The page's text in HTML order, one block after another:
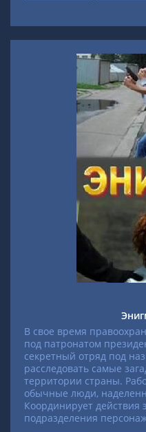
В свое время
под патронатом
секретный отряд под
расследовать самые
территории страны.
обычные люди,
Координирует действия
подразделения